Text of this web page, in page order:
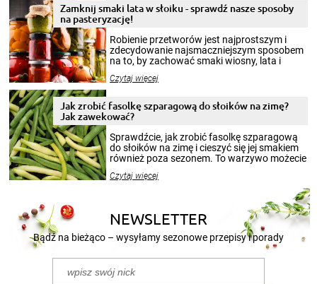
Zamknij smaki lata w słoiku - sprawdź nasze sposoby
na pasteryzację!
Robienie przetworów jest najprostszym i
zdecydowanie najsmaczniejszym sposobem
na to, by zachować smaki wiosny, lata i
krajobrazów, by cieszyć nimi oko w sezonie
pełni poczuć atmosferę cieplejszych
miesięcy. Przygotowanie słoików ze
patenty, które pozwolą zachować świeżość
przetworów.
Czytaj więcej
Jak zrobić fasolkę szparagową do słoików na zimę?
Jak zawekować?
Sprawdźcie, jak zrobić fasolkę szparagową
do słoików na zimę i cieszyć się jej smakiem
również poza sezonem. To warzywo możecie
nasze propozycje!
Czytaj więcej
NEWSLETTER
Bądź na bieżąco – wysyłamy sezonowe przepisy i porady